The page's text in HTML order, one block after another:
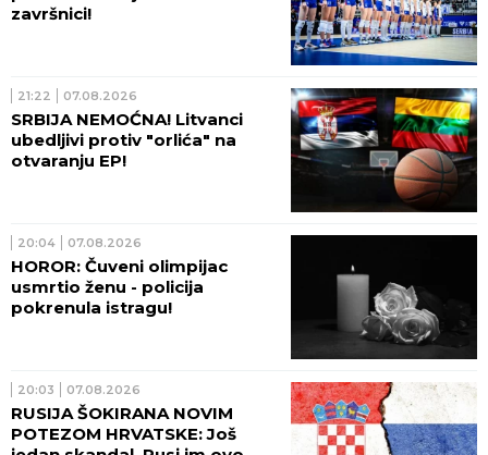
završnici!
21:22 07.08.2026
SRBIJA NEMOĆNA! Litvanci
ubedljivi protiv "orlića" na
otvaranju EP!
20:04 07.08.2026
HOROR: Čuveni olimpijac
usmrtio ženu - policija
pokrenula istragu!
20:03 07.08.2026
RUSIJA ŠOKIRANA NOVIM
POTEZOM HRVATSKE: Još